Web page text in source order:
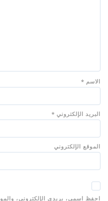
الاسم *
البريد الإلكتروني *
الموقع الإلكتروني
احفظ اسمي، بريدي الإلكتروني،